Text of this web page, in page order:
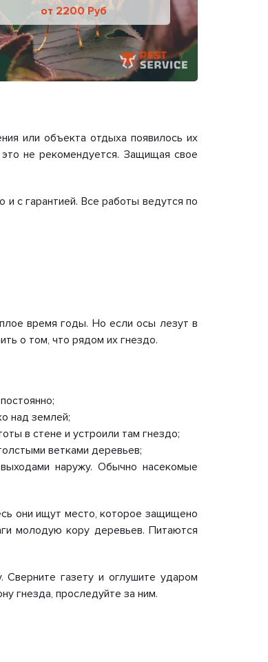
от 2200 Руб
или объекта отдыха появилось их
не рекомендуется. Защищая свое
с гарантией. Все работы ведутся по
время годы. Но если осы лезут в
о том, что рядом их гнездо.
над землей;
в стене и устроили там гнездо;
ветками деревьев;
наружу. Обычно насекомые
они ищут место, которое защищено
молодую кору деревьев. Питаются
газету и оглушите ударом
гнезда, проследуйте за ним.